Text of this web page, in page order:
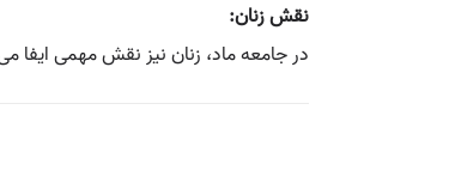
نقش زنان:
در جامعه ماد، زنان نیز نقش مهمی